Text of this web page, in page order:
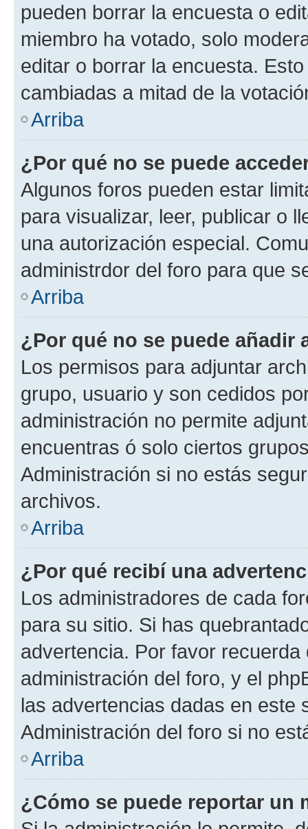
pueden borrar la encuesta o
miembro ha votado, solo
editar o borrar la encuesta.
cambiadas a mitad de la
Arriba
¿Por qué no se puede
Algunos foros pueden estar
para visualizar, leer, publicar o
una autorización especial.
administrdor del foro para que
Arriba
¿Por qué no se puede añadir
Los permisos para adjuntar
grupo, usuario y son cedidos
administración no permite
encuentras ó solo ciertos
Administración si no estás
archivos.
Arriba
¿Por qué recibí una
Los administradores de cada
para su sitio. Si has
advertencia. Por favor
administración del foro, y el
las advertencias dadas en este
Administración del foro si no
Arriba
¿Cómo se puede reportar un